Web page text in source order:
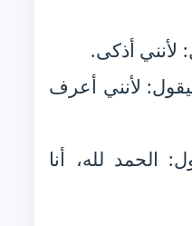
أذكى.
لأنني أعرف
الحمد لله، أنا